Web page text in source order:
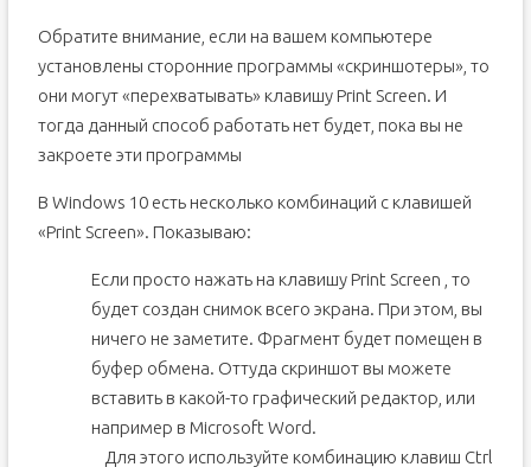
Обратите внимание, если на вашем компьютере
установлены сторонние программы «скриншотеры», то
они могут «перехватывать» клавишу Print Screen. И
тогда данный способ работать нет будет, пока вы не
закроете эти программы
В Windows 10 есть несколько комбинаций с клавишей
«Print Screen». Показываю:
Если просто нажать на клавишу Print Screen , то
будет создан снимок всего экрана. При этом, вы
ничего не заметите. Фрагмент будет помещен в
буфер обмена. Оттуда скриншот вы можете
вставить в какой-то графический редактор, или
например в Microsoft Word.
Для этого используйте комбинацию клавиш Ctrl